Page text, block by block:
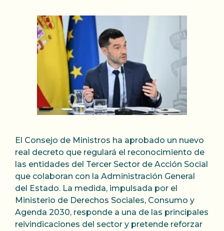
El Consejo de Ministros ha aprobado un nuevo
real decreto que regulará el reconocimiento de
las entidades del Tercer Sector de Acción Social
que colaboran con la Administración General
del Estado. La medida, impulsada por el
Ministerio de Derechos Sociales, Consumo y
Agenda 2030, responde a una de las principales
reivindicaciones del sector y pretende reforzar